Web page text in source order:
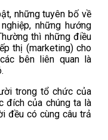
những tuyên bố về
những hướng
thì những điều
thị (marketing) cho
bên liên quan là
trong tổ chức của
đích của chúng ta là
đều có cùng câu trả